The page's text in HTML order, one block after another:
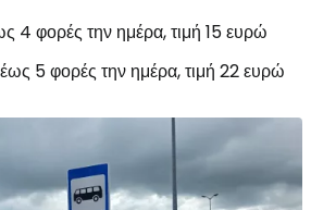
4 φορές την ημέρα, τιμή 15 ευρώ
5 φορές την ημέρα, τιμή 22 ευρώ